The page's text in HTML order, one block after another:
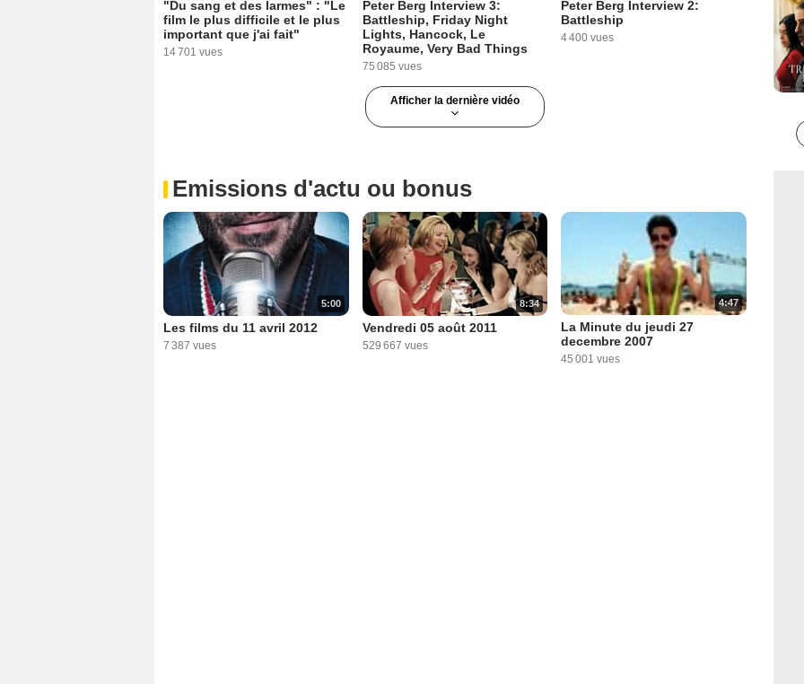
"Du sang et des larmes" : "Le
film le plus difficile et le plus
important que j'ai fait"
14 701 vues
Peter Berg Interview 3:
Battleship, Friday Night
Lights, Hancock, Le
Royaume, Very Bad Things
75 085 vues
Peter Berg Interview 2:
Battleship
4 400 vues
Afficher la dernière vidéo
6:50
Peter Berg, Jamie Foxx,
Jennifer Garner Interview : Le
Royaume
1 472 vues
Emissions d'actu ou bonus
5:00
Les films du 11 avril 2012
7 387 vues
8:34
Vendredi 05 août 2011
529 667 vues
4:47
La Minute du jeudi 27
decembre 2007
45 001 vues